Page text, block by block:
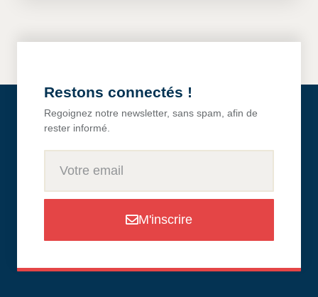
Restons connectés !
Regoignez notre newsletter, sans spam, afin de
rester informé.
M'inscrire